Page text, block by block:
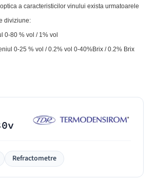
Refractometre
a caracteristicilor vinului exista urmatoarele
diviziune:
0-80 % vol / 1% vol
0-25 % vol / 0.2% vol 0-40%Brix / 0.2% Brix